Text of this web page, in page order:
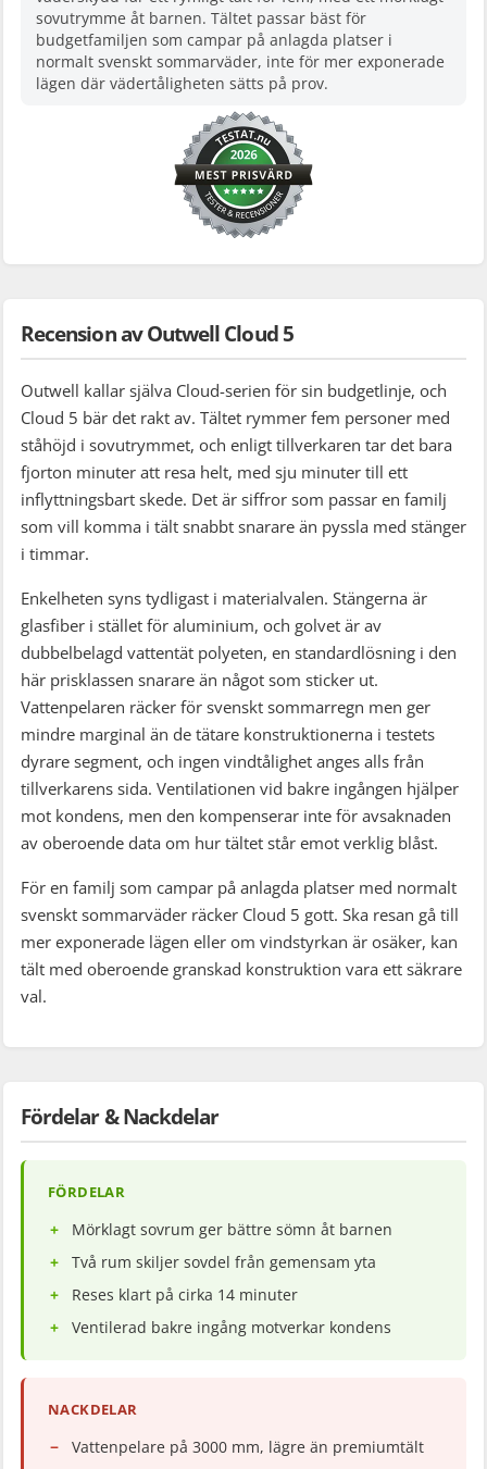
sovutrymme åt barnen. Tältet passar bäst för
budgetfamiljen som campar på anlagda platser i
normalt svenskt sommarväder, inte för mer exponerade
lägen där vädertåligheten sätts på prov.
Recension av Outwell Cloud 5
Outwell kallar själva Cloud-serien för sin budgetlinje, och
Cloud 5 bär det rakt av. Tältet rymmer fem personer med
ståhöjd i sovutrymmet, och enligt tillverkaren tar det bara
fjorton minuter att resa helt, med sju minuter till ett
inflyttningsbart skede. Det är siffror som passar en familj
som vill komma i tält snabbt snarare än pyssla med stänger
i timmar.
Enkelheten syns tydligast i materialvalen. Stängerna är
glasfiber i stället för aluminium, och golvet är av
dubbelbelagd vattentät polyeten, en standardlösning i den
här prisklassen snarare än något som sticker ut.
Vattenpelaren räcker för svenskt sommarregn men ger
mindre marginal än de tätare konstruktionerna i testets
dyrare segment, och ingen vindtålighet anges alls från
tillverkarens sida. Ventilationen vid bakre ingången hjälper
mot kondens, men den kompenserar inte för avsaknaden
av oberoende data om hur tältet står emot verklig blåst.
För en familj som campar på anlagda platser med normalt
svenskt sommarväder räcker Cloud 5 gott. Ska resan gå till
mer exponerade lägen eller om vindstyrkan är osäker, kan
tält med oberoende granskad konstruktion vara ett säkrare
val.
Fördelar & Nackdelar
FÖRDELAR
Mörklagt sovrum ger bättre sömn åt barnen
Två rum skiljer sovdel från gemensam yta
Reses klart på cirka 14 minuter
Ventilerad bakre ingång motverkar kondens
NACKDELAR
Vattenpelare på 3000 mm, lägre än premiumtält